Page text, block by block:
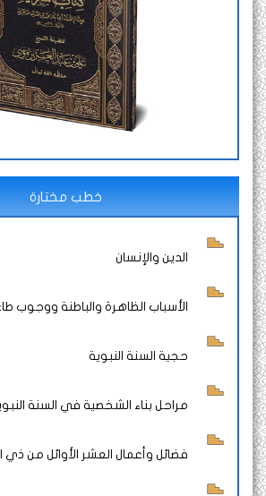
خطب مختارة
الدين والإنسان
الأسباب الظاهرة والباطنة ووجوب
حجية السنة النبوية
مراحل بناء الشخصية في السنة
فضائل وأعمال العشر الأوائل من ذي